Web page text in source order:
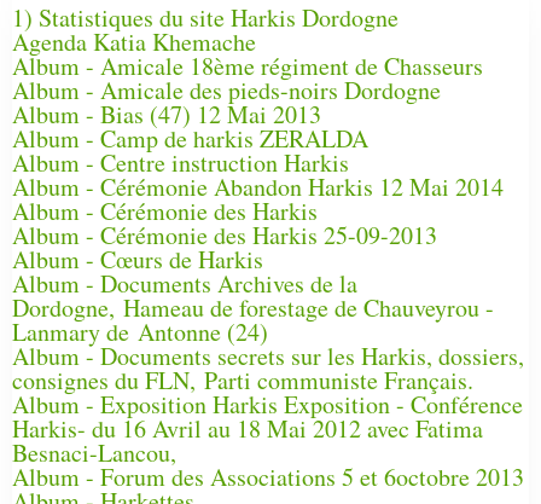
1) Statistiques du site Harkis Dordogne
Agenda Katia Khemache
Album - Amicale 18ème régiment de Chasseurs
Album - Amicale des pieds-noirs Dordogne
Album - Bias (47) 12 Mai 2013
Album - Camp de harkis ZERALDA
Album - Centre instruction Harkis
Album - Cérémonie Abandon Harkis 12 Mai 2014
Album - Cérémonie des Harkis
Album - Cérémonie des Harkis 25-09-2013
Album - Cœurs de Harkis
Album - Documents Archives de la
Dordogne, Hameau de forestage de Chauveyrou -
Lanmary de Antonne (24)
Album - Documents secrets sur les Harkis, dossiers,
consignes du FLN, Parti communiste Français.
Album - Exposition Harkis Exposition - Conférence
Harkis- du 16 Avril au 18 Mai 2012 avec Fatima
Besnaci-Lancou,
Album - Forum des Associations 5 et 6octobre 2013